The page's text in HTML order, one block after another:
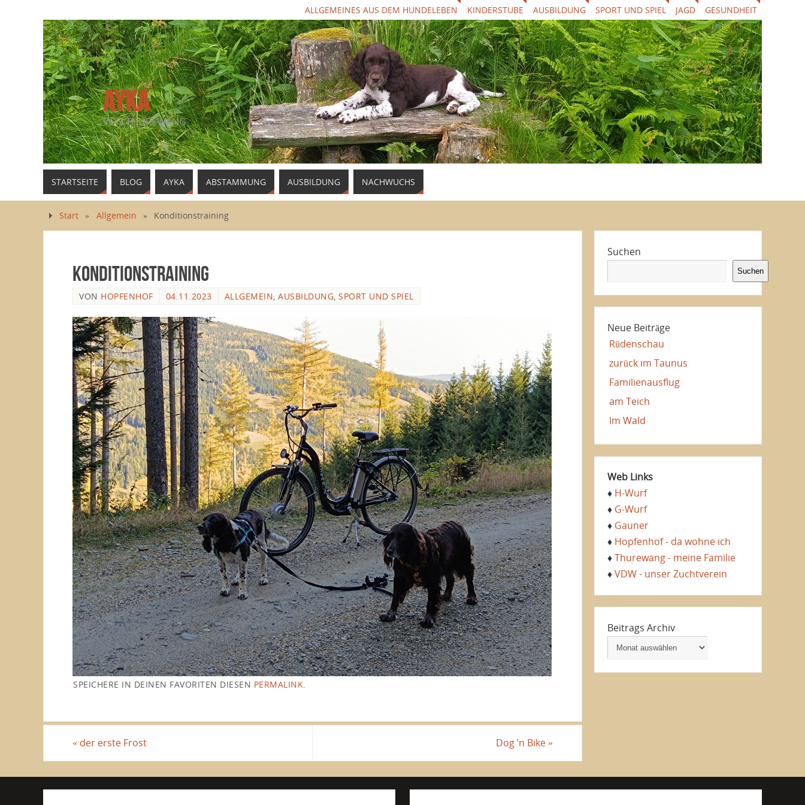
ALLGEMEINES AUS DEM HUNDELEBEN KINDERSTUBE AUSBILDUNG SPORT UND SPIEL JAGD GESUNDHEIT
AYKA
VON THUREWANG
STARTSEITE BLOG AYKA ABSTAMMUNG AUSBILDUNG NACHWUCHS
Start » Allgemein » Konditionstraining
Konditionstraining
VON HOPFENHOF 04.11.2023 ALLGEMEIN, AUSBILDUNG, SPORT UND SPIEL
SPEICHERE IN DEINEN FAVORITEN DIESEN PERMALINK
« der erste Frost Dog ’n Bike »
Suchen
Suchen
Neue Beiträge
Rüdenschau
zurück im Taunus
Familienausflug
am Teich
Im Wald
Web Links
♦ H-Wurf
♦ G-Wurf
♦ Gauner
♦ Hopfenhof - da wohne ich
♦Thurewang - meine Familie
♦VDW - unser Zuchtverein
Beitrags Archiv